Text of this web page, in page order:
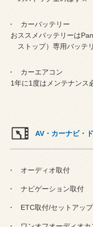
カーバッテリー
おススメバッテリーは
ストップ）専用バッテ
カーエアコン
1年に1度はメンテナンス
AV・カーナビ・
オーディオ取付
ナビゲーション取付
ETC取付/セットアップ